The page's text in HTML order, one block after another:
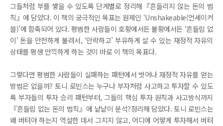
그들처럼 부를 쌓을 수 있도록 단계별로 정리해『흔들리지 않는 돈의 법
칙』에 담았다. 이 책의 궁극적인 목표는 원제인 ‘Unshakeable(언셰이커
블)’에 함축되어 있다. 평범한 사람들이 호황에서든 불황에서든 ‘흔들림 없
이’ 돈을 안전하게 불려서, ‘안락하고’ 부유하게 살 수 있는 재정적 자유의
상태를 평생 만끽하게 하는 것이 바로 이 책의 목표다.
그렇다면 평범한 사람들이 실패하는 패턴에서 벗어나 재정적 자유를 얻는
방법은 없을까? 토니 로빈스는 누구나 부자처럼 사고하고 투자할 수 있도
록 부자들의 투자 승리 패턴부터, 그들의 핵심 투자 원칙과 사고방식까지
『흔들림 없는 돈의 법칙』에 낱낱이 분석?정리해 담았다. 토니 로빈스는
왜 버텨야 하는지 역설한 데서 그치지 않고, 어디에 어떻게 투자해서 버텨